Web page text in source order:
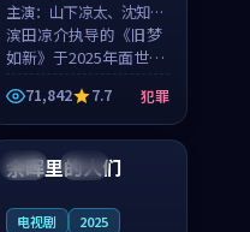
主演： 山下凉太、沈知韵
等
滨田凉介执导的《旧梦
如新》于2025年面世，
中国台湾的城市气质与
异国相遇的人物心境共
同构筑了影片基调。山
下凉太、沈知韵用细腻
的表演撑起整部犯罪
71,842 7.7 犯罪
泰国 完结
余晖里的人们
电视剧 2025